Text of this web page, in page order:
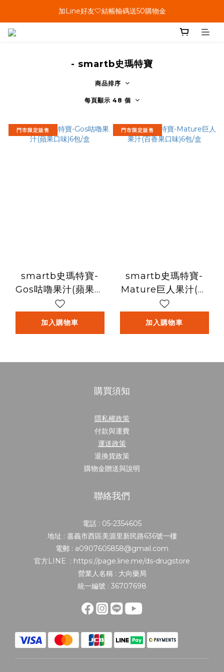
單筆結帳金額滿899🤍超取/郵寄免運費
加Line好友🤍結帳輸碼送50購物金
- smartb史瑪特寶
商品排序
每頁顯示 48 個
門市限定販售
smartb史瑪特寶-
Gos咕嚕果汁(蘋果口
味)6包/盒
加入購物車
門市限定販售
smartb史瑪特寶-
Mature巨人果汁(百
香果口味)6包/盒
加入購物車
購買須知
隱私權政策
付款與運費
運送政策
退換貨政策
購物金贈送與說明
聯絡我們
電話 : 05-2354605
地址 : 嘉義市西區美源里新民路636號一樓
電郵 : a0907605858@gmail.com
官方LINE : https://page.line.me/ds-drugstore
營業人名稱 : 大向藥局
統一編號 : 36707698